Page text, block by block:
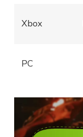
Xbox
PC